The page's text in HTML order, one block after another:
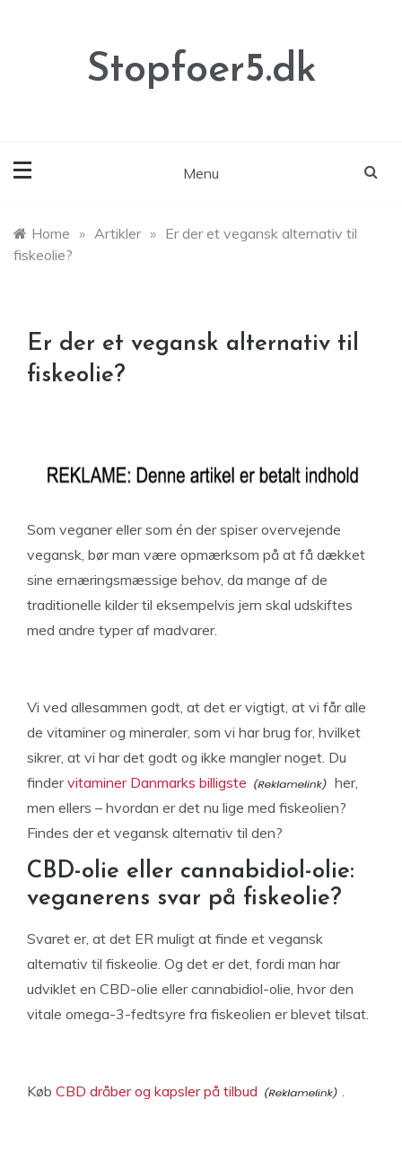
Stopfoer5.dk
Menu
Home » Artikler » Er der et vegansk alternativ til
fiskeolie?
Er der et vegansk alternativ til
fiskeolie?
Som veganer eller som én der spiser overvejende
vegansk, bør man være opmærksom på at få dækket
sine ernæringsmæssige behov, da mange af de
traditionelle kilder til eksempelvis jern skal udskiftes
med andre typer af madvarer.
Vi ved allesammen godt, at det er vigtigt, at vi får alle
de vitaminer og mineraler, som vi har brug for, hvilket
sikrer, at vi har det godt og ikke mangler noget. Du
findervitaminer Danmarks billigste
her,
men ellers – hvordan er det nu lige med fiskeolien?
Findes der et vegansk alternativ til den?
CBD-olie eller cannabidiol-olie:
veganerens svar på fiskeolie?
Svaret er, at det ER muligt at finde et vegansk
alternativ til fiskeolie. Og det er det, fordi man har
udviklet en CBD-olie eller cannabidiol-olie, hvor den
vitale omega-3-fedtsyre fra fiskeolien er blevet tilsat.
Køb CBD dråber og kapsler på tilbud .